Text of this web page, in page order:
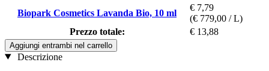
Biopark Cosmetics Lavanda Bio, 10 ml
€ 7,79
(€ 779,00 / L)
Prezzo totale:
€ 13,88
Aggiungi entrambi nel carrello
Descrizione